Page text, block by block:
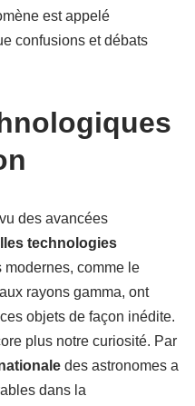
est appelé
confusions et débats
des avancées
technologies
modernes, comme le
rayons gamma, ont
objets de façon inédite.
plus notre curiosité. Par
des astronomes a
dans la